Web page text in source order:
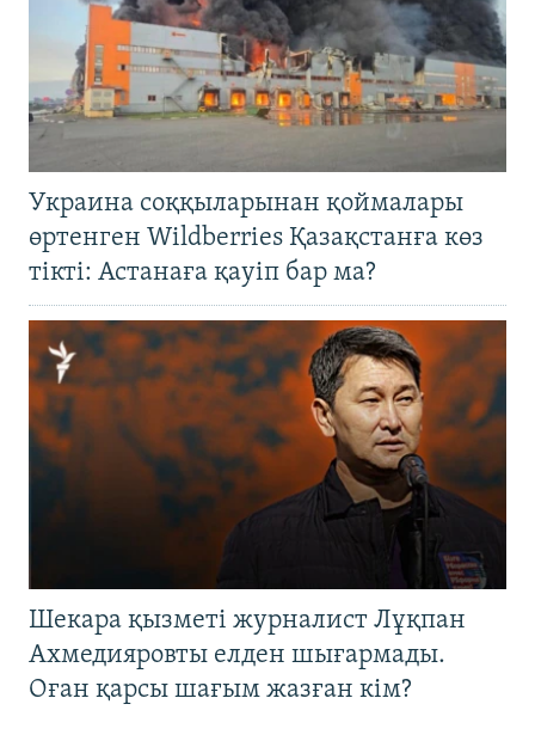
Украина соққыларынан қоймалары
өртенген Wildberries Қазақстанға көз
тікті: Астанаға қауіп бар ма?
Шекара қызметі журналист Лұқпан
Ахмедияровты елден шығармады.
Оған қарсы шағым жазған кім?